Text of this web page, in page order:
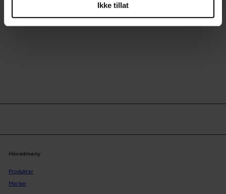
Ikke tillat
Hovedmeny
Produkter
Merker